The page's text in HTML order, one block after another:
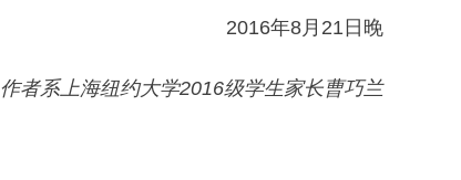
2016年8月21日晚
作者系上海纽约大学2016级学生家长曹巧兰